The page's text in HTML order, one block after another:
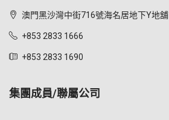
澳門黑沙灣中街716號海名居地下Y地舖
+853 2833 1666
+853 2833 1690
集團成員/聯屬公司